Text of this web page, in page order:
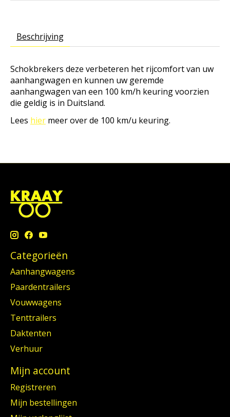
Beschrijving
Schokbrekers deze verbeteren het rijcomfort van uw
aanhangwagen en kunnen uw geremde
aanhangwagen van een 100 km/h keuring voorzien
die geldig is in Duitsland.
Lees hier meer over de 100 km/u keuring.
Categorieën
Aanhangwagens
Paardentrailers
Vouwwagens
Tenttrailers
Daktenten
Verhuur
Mijn account
Registreren
Mijn bestellingen